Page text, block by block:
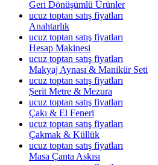
Geri Dönüşümlü Ürünler
ucuz toptan satış fiyatları
Anahtarlık
ucuz toptan satış fiyatları
Hesap Makinesi
ucuz toptan satış fiyatları
Makyaj Aynası & Manikür Seti
ucuz toptan satış fiyatları
Şerit Metre & Mezura
ucuz toptan satış fiyatları
Çakı & El Feneri
ucuz toptan satış fiyatları
Çakmak & Küllük
ucuz toptan satış fiyatları
Masa Çanta Askısı